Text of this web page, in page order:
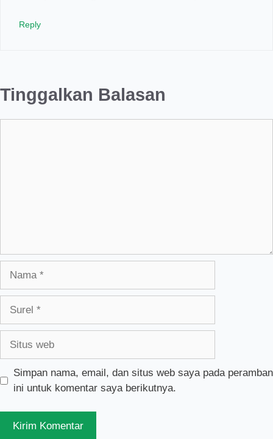
Reply
Tinggalkan Balasan
Simpan nama, email, dan situs web saya pada peramban
ini untuk komentar saya berikutnya.